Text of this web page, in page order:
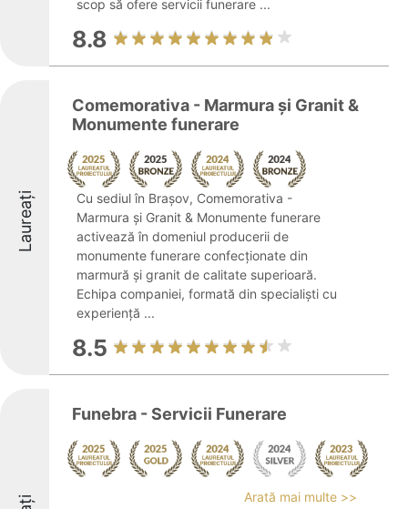
scop să ofere servicii funerare ...
8.8
Laureați
Comemorativa - Marmura și Granit &
Monumente funerare
Cu sediul în Brașov, Comemorativa -
Marmura și Granit & Monumente funerare
activează în domeniul producerii de
monumente funerare confecționate din
marmură și granit de calitate superioară.
Echipa companiei, formată din specialiști cu
experiență ...
8.5
Funebra - Servicii Funerare
Arată mai multe >>